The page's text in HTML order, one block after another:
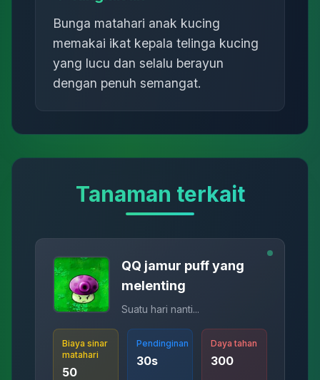
Bunga matahari anak kucing
memakai ikat kepala telinga kucing
yang lucu dan selalu berayun
dengan penuh semangat.
Tanaman terkait
QQ jamur puff yang
melenting
Suatu hari nanti...
Biaya sinar
matahari
50
Pendinginan
30s
Daya tahan
300